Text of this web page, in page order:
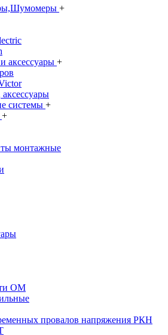
+
аксессуары +
системы +
+
монтажные
ОМ
провалов напряжения РКН